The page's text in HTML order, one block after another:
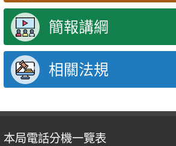
簡報講綱
相關法規
本局電話分機一覽表